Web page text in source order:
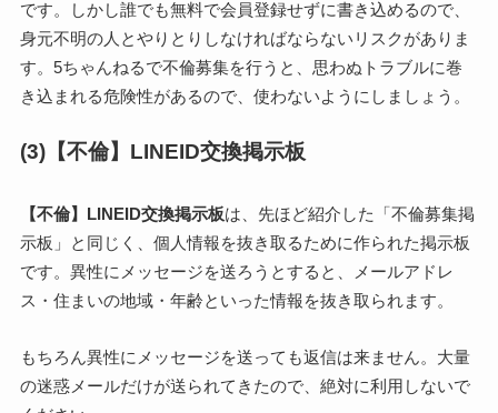
です。しかし誰でも無料で会員登録せずに書き込めるので、
身元不明の人とやりとりしなければならないリスクがありま
す。5ちゃんねるで不倫募集を行うと、思わぬトラブルに巻
き込まれる危険性があるので、使わないようにしましょう。
(3)【不倫】LINEID交換掲示板
【不倫】LINEID交換掲示板は、先ほど紹介した「不倫募集掲
示板」と同じく、個人情報を抜き取るために作られた掲示板
です。異性にメッセージを送ろうとすると、メールアドレ
ス・住まいの地域・年齢といった情報を抜き取られます。
もちろん異性にメッセージを送っても返信は来ません。大量
の迷惑メールだけが送られてきたので、絶対に利用しないで